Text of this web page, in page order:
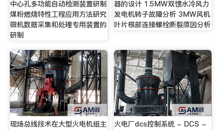
中心孔多功能自动检测装置研制
煤粉燃烧特性工程应用方法研究
微机数据采集和处理专用装置的
研制
器的设计 1.5MW双馈水冷风力
发电机转子故障分析 3MW风机
叶片根部连接螺栓断裂原因分析
现场总线技术在大型火电机组主
火电厂dcs控制系统 - DCS -